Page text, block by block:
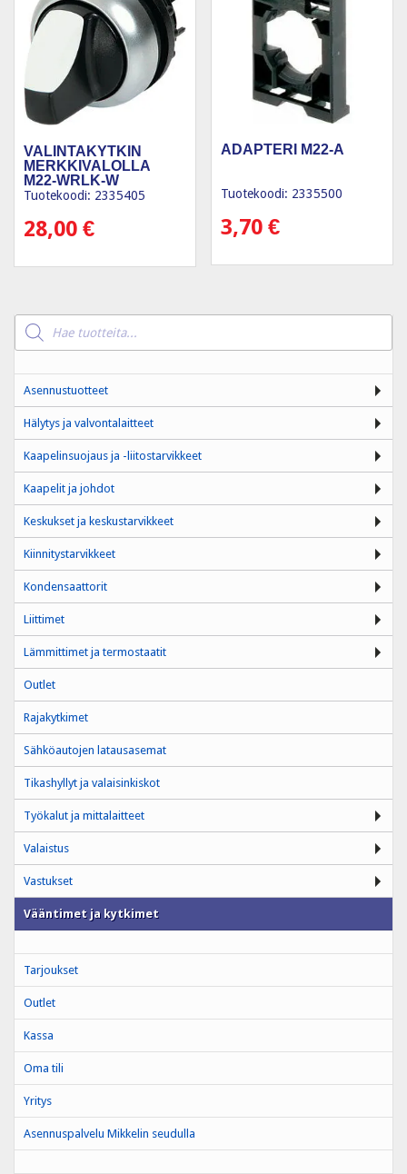
VALINTAKYTKIN
MERKKIVALOLLA
M22-WRLK-W
Tuotekoodi: 2335405
28,00 €
ADAPTERI M22-A
Tuotekoodi: 2335500
3,70€
Products
search
Asennustuotteet
Hälytys ja valvontalaitteet
Kaapelinsuojaus ja -liitostarvikkeet
Kaapelit ja johdot
Keskukset ja keskustarvikkeet
Kiinnitystarvikkeet
Kondensaattorit
Liittimet
Lämmittimet ja termostaatit
Outlet
Rajakytkimet
Sähköautojen latausasemat
Tikashyllyt ja valaisinkiskot
Työkalut ja mittalaitteet
Valaistus
Vastukset
Vääntimet ja kytkimet
Tarjoukset
Outlet
Kassa
Oma tili
Yritys
Asennuspalvelu Mikkelin seudulla